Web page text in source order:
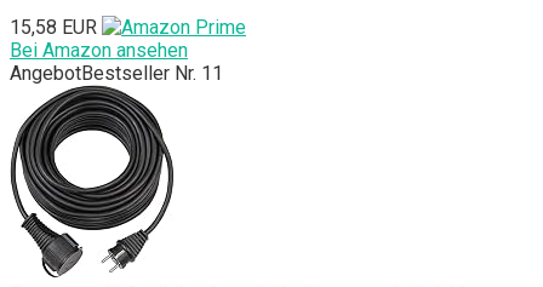
15,58 EUR
Bei Amazon ansehen
AngebotBestseller Nr. 11